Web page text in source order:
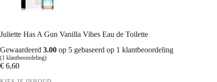
Juliette Has A Gun Vanilla Vibes Eau de Toilette
Gewaardeerd 3.00 op 5 gebaseerd op 1 klantbeoordeling
(1 klantbeoordeling)
€ 6,60